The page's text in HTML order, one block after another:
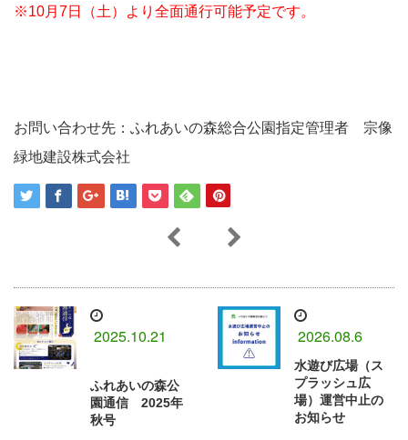
※10月7日（土）より全面通行可能予定です。
お問い合わせ先：ふれあいの森総合公園指定管理者 宗像
緑地建設株式会社
2025.10.21
ふれあいの森公
園通信 2025年
秋号
2026.08.6
水遊び広場（ス
プラッシュ広
場）運営中止の
お知らせ